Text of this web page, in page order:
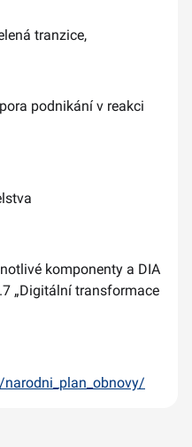
tranzice,
podnikání v reakci
komponenty a DIA
„Digitální transformace